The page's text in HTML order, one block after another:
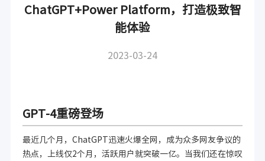
ChatGPT+Power Platform，打造极致智
能体验
2023-03-24
GPT-4重磅登场
最近几个月，ChatGPT迅速火爆全网，成为众多网友争议的
热点，上线仅2个月，活跃用户就突破一亿。当我们还在惊叹